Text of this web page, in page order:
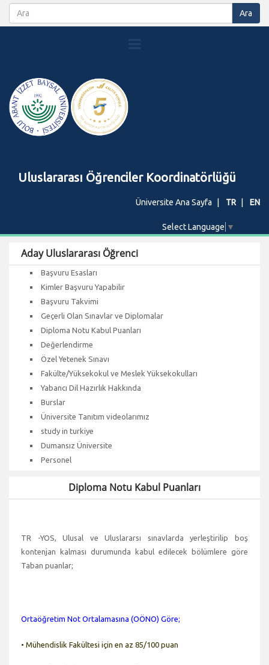
Uluslararası Öğrenciler Koordinatörlüğü
Üniversite Ana Sayfa TR EN
Select Language ▼
Aday Uluslararası Öğrenci
Başvuru Esasları
Kimler Başvuru Yapabilir
Başvuru Takvimi
Geçerli Olan Sınavlar ve Diplomalar
Diploma Notu Kabul Puanları
Değerlendirme
Özel Yetenek Sınavı
Fakülte/Yüksekokul ve Meslek Yüksekokulları
Yabancı Dil Hazırlık Hakkında
Burslar
Üniversite Tanıtım videolarımız
study in turkiye
Dumansız Üniversite
Personel
Diploma Notu Kabul Puanları
TR -YOS, Ulusal ve Uluslararsı sınavlarda yerleştirilip boş
kontenjan kalması durumunda kabul edilecek bölümlere göre
Taban puanlar;
Ortaöğretim Not Ortalamasına (OÖNO) Göre;
• Mühendislik Fakültesi için en az 85/100 puan